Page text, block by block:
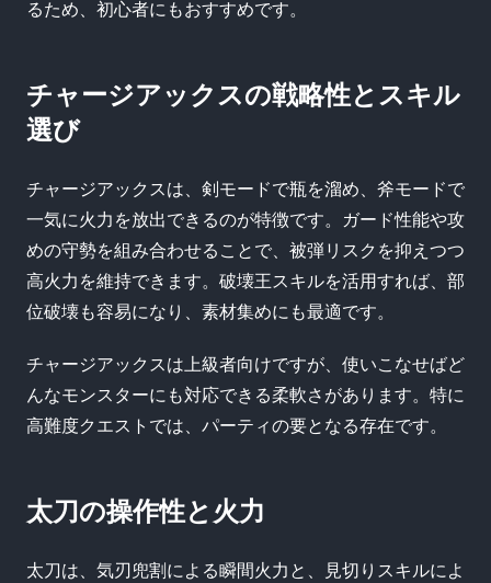
るため、初心者にもおすすめです。
チャージアックスの戦略性とスキル
選び
チャージアックスは、剣モードで瓶を溜め、斧モードで
一気に火力を放出できるのが特徴です。ガード性能や攻
めの守勢を組み合わせることで、被弾リスクを抑えつつ
高火力を維持できます。破壊王スキルを活用すれば、部
位破壊も容易になり、素材集めにも最適です。
チャージアックスは上級者向けですが、使いこなせばど
んなモンスターにも対応できる柔軟さがあります。特に
高難度クエストでは、パーティの要となる存在です。
太刀の操作性と火力
太刀は、気刃兜割による瞬間火力と、見切りスキルによ